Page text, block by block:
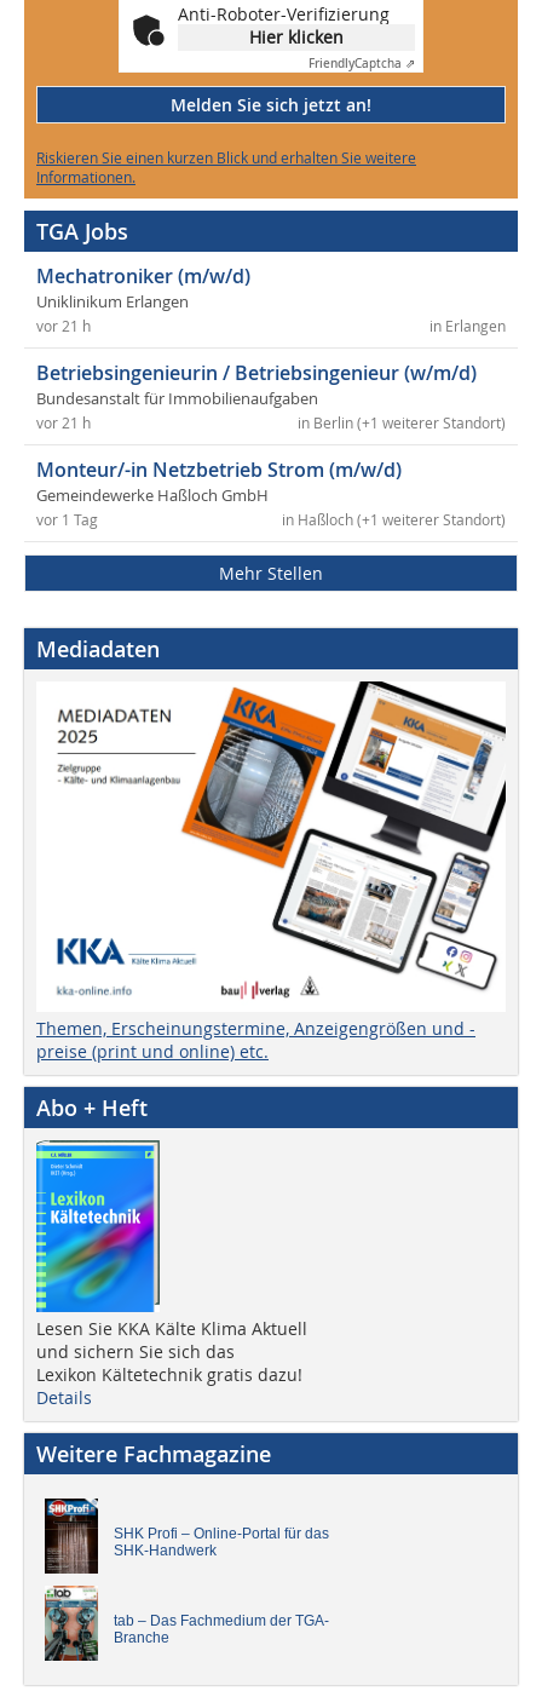
Anti-Roboter-Verifizierung
Hier klicken
FriendlyCaptcha ⇗
Melden Sie sich jetzt an!
Riskieren Sie einen kurzen Blick und erhalten Sie weitere
Informationen.
TGA Jobs
Mechatroniker (m/w/d)
Uniklinikum Erlangen
in Erlangen
vor 21 h
Betriebsingenieurin / Betriebsingenieur (w/m/d)
Bundesanstalt für Immobilienaufgaben
in Berlin (+1 weiterer Standort)
vor 21 h
Monteur/-in Netzbetrieb Strom (m/w/d)
Gemeindewerke Haßloch GmbH
in Haßloch (+1 weiterer Standort)
vor 1 Tag
Mehr Stellen
Mediadaten
Themen, Erscheinungstermine, Anzeigengrößen und -
preise (print und online) etc.
Abo + Heft
Lesen Sie KKA Kälte Klima Aktuell
und sichern Sie sich das
Lexikon Kältetechnik gratis dazu!
Details
Weitere Fachmagazine
SHK Profi – Online-Portal für das
SHK-Handwerk
tab – Das Fachmedium der TGA-
Branche